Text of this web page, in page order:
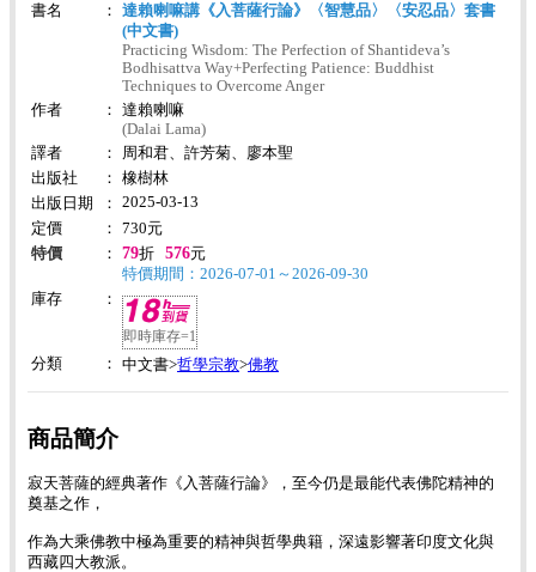
書名 ：
達賴喇嘛講《入菩薩行論》〈智慧品〉〈安忍品〉套書
(中文書)
Practicing Wisdom: The Perfection of Shantideva’s
Bodhisattva Way+Perfecting Patience: Buddhist
Techniques to Overcome Anger
作者
：
達賴喇嘛
(Dalai Lama)
譯者
：
周和君、許芳菊、廖本聖
出版社
：
橡樹林
出版日期
：
2025-03-13
定價
： 730元
特價
： 79折 576元
特價期間：2026-07-01～2026-09-30
庫存
：
即時庫存=1
分類
： 中文書>哲學宗教>佛教
商品簡介
寂天菩薩的經典著作《入菩薩行論》，至今仍是最能代表佛陀精神的
奠基之作，
作為大乘佛教中極為重要的精神與哲學典籍，深遠影響著印度文化與
西藏四大教派。